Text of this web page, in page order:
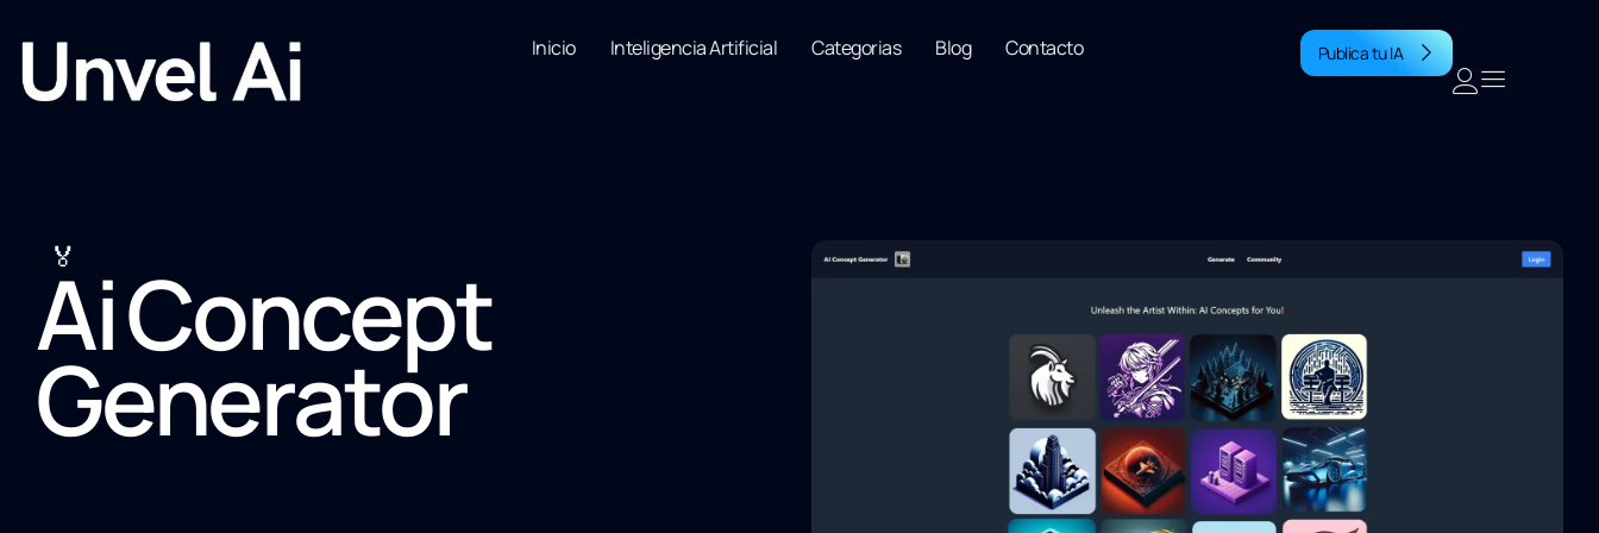
Inicio Inteligencia Artificial Categorias Blog Contacto Publica tu IA
🏅
Ai Concept
Generator